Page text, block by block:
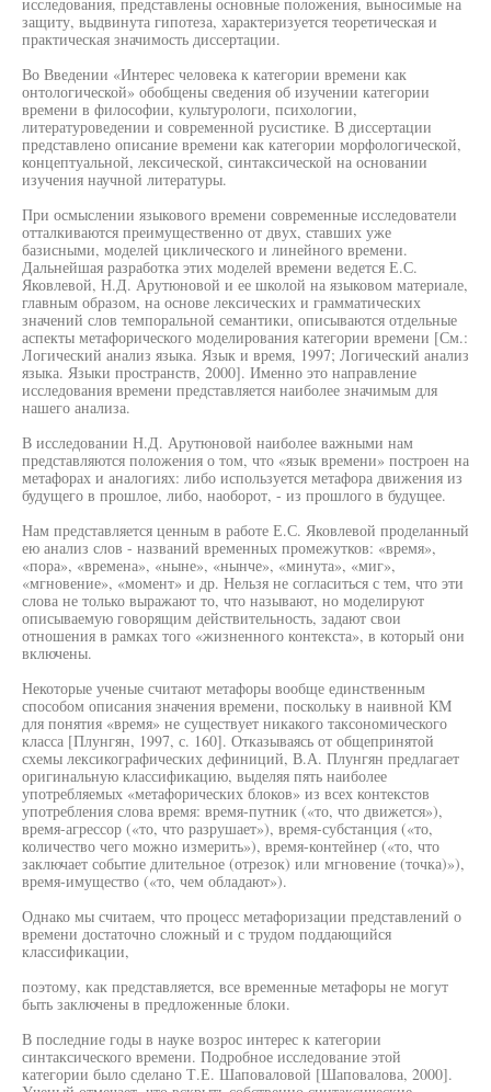
защиту, выдвинута гипотеза, характеризуется теоретическая и
практическая значимость диссертации.
Во Введении «Интерес человека к категории времени как
онтологической» обобщены сведения об изучении категории
времени в философии, культурологи, психологии,
литературоведении и современной русистике. В диссертации
представлено описание времени как категории морфологической,
концептуальной, лексической, синтаксической на основании
изучения научной литературы.
При осмыслении языкового времени современные исследователи
отталкиваются преимущественно от двух, ставших уже
базисными, моделей циклического и линейного времени.
Дальнейшая разработка этих моделей времени ведется Е.С.
Яковлевой, Н.Д. Арутюновой и ее школой на языковом материале,
главным образом, на основе лексических и грамматических
значений слов темпоральной семантики, описываются отдельные
аспекты метафорического моделирования категории времени [См.:
Логический анализ языка. Язык и время, 1997; Логический анализ
языка. Языки пространств, 2000]. Именно это направление
исследования времени представляется наиболее значимым для
нашего анализа.
В исследовании Н.Д. Арутюновой наиболее важными нам
представляются положения о том, что «язык времени» построен на
метафорах и аналогиях: либо используется метафора движения из
будущего в прошлое, либо, наоборот, - из прошлого в будущее.
Нам представляется ценным в работе Е.С. Яковлевой проделанный
ею анализ слов - названий временных промежутков: «время»,
«пора», «времена», «ныне», «нынче», «минута», «миг»,
«мгновение», «момент» и др. Нельзя не согласиться с тем, что эти
слова не только выражают то, что называют, но моделируют
описываемую говорящим действительность, задают свои
отношения в рамках того «жизненного контекста», в который они
включены.
Некоторые ученые считают метафоры вообще единственным
способом описания значения времени, поскольку в наивной КМ
для понятия «время» не существует никакого таксономического
класса [Плунгян, 1997, с. 160]. Отказываясь от общепринятой
схемы лексикографических дефиниций, В.А. Плунгян предлагает
оригинальную классификацию, выделяя пять наиболее
употребляемых «метафорических блоков» из всех контекстов
употребления слова время: время-путник («то, что движется»),
время-агрессор («то, что разрушает»), время-субстанция («то,
количество чего можно измерить»), время-контейнер («то, что
заключает событие длительное (отрезок) или мгновение (точка)»),
время-имущество («то, чем обладают»).
Однако мы считаем, что процесс метафоризации представлений о
времени достаточно сложный и с трудом поддающийся
классификации,
поэтому, как представляется, все временные метафоры не могут
быть заключены в предложенные блоки.
В последние годы в науке возрос интерес к категории
синтаксического времени. Подробное исследование этой
категории было сделано Т.Е. Шаповаловой [Шаповалова, 2000].